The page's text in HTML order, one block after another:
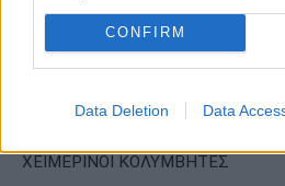
CONFIRM
Data Deletion Data
ΧΕΙΜΕΡΙΝΟΙ ΚΟΛΥΜΒΗΤΕΣ